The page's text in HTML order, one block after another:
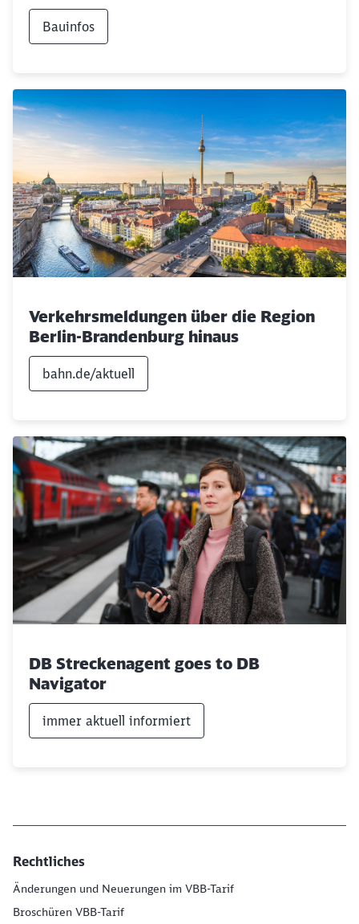
Bauinfos
Verkehrsmeldungen über die Region
Berlin-Brandenburg hinaus
bahn.de/aktuell
DB Streckenagent goes to DB
Navigator
immer aktuell informiert
Rechtliches
Änderungen und Neuerungen im VBB-Tarif
Broschüren VBB-Tarif